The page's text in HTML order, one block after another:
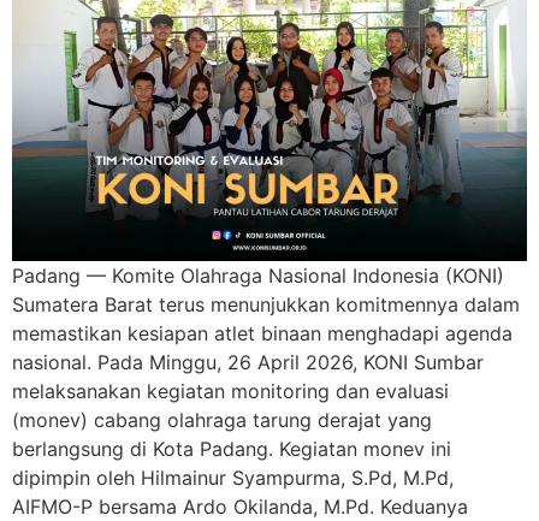
Padang — Komite Olahraga Nasional Indonesia (KONI)
Sumatera Barat terus menunjukkan komitmennya dalam
memastikan kesiapan atlet binaan menghadapi agenda
nasional. Pada Minggu, 26 April 2026, KONI Sumbar
melaksanakan kegiatan monitoring dan evaluasi
(monev) cabang olahraga tarung derajat yang
berlangsung di Kota Padang. Kegiatan monev ini
dipimpin oleh Hilmainur Syampurma, S.Pd, M.Pd,
AIFMO-P bersama Ardo Okilanda, M.Pd. Keduanya